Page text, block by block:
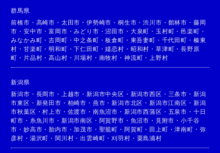
群馬県
前橋市 ・ 高崎市 ・ 太田市 ・伊勢崎市 ・桐生市 ・渋川市 ・ 館林市 ・ 藤岡
市 ・安中市 ・富岡市 ・みどり市 ・沼田市 ・ 大泉町 ・ 玉村町 ・邑楽町 ・
みなかみ町 ・吉岡町 ・中之条町 ・板倉町 ・ 東吾妻町 ・ 千代田町 ・ 榛東
村 ・甘楽町 ・明和町 ・下仁田町 ・嬬恋村 ・ 昭和村 ・ 草津町 ・長野原
町 ・ 片品村 ・高山村 ・ 川場村 ・ 南牧村 ・ 神流町 ・ 上野村
新潟県
新潟市 ・ 長岡市 ・ 上越市 ・新潟市中央区 ・ 新潟市西区 ・ 三条市 ・ 新潟
市東区 ・ 新発田市 ・ 柏崎市 ・ 燕市 ・新潟市北区 ・新潟市江南区 ・ 新潟
市秋葉区 ・村上市 ・ 佐渡市 ・ 南魚沼市 ・ 新潟市西蒲区 ・ 五泉市 ・ 十日
町市 ・ 糸魚川市 ・ 新潟市南区 ・ 阿賀野市 ・ 魚沼市 ・ 見附市 ・小千谷
市 ・妙高市 ・ 胎内市 ・加茂市 ・ 聖籠町 ・ 阿賀町 ・ 田上町 ・津南町 ・ 弥
彦村 ・ 湯沢町 ・関川村 ・出雲崎町 ・刈羽村 ・ 粟島浦村